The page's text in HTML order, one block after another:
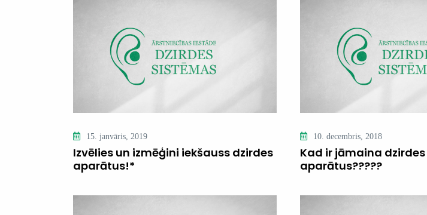
15. janvāris, 2019
Izvēlies un izmēģini iekšauss dzirdes
aparātus!*
10. decembris, 2018
Kad ir jāmaina dzirdes
aparātus?????